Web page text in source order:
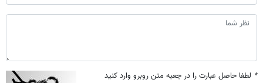
* لطفا حاصل عبارت را در جعبه متن روبرو وارد کنید